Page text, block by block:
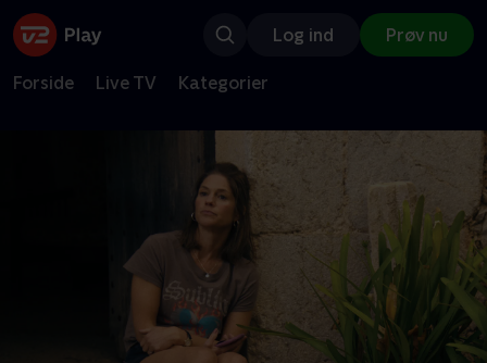
Log ind Prøv nu
Forside Live TV Kategorier